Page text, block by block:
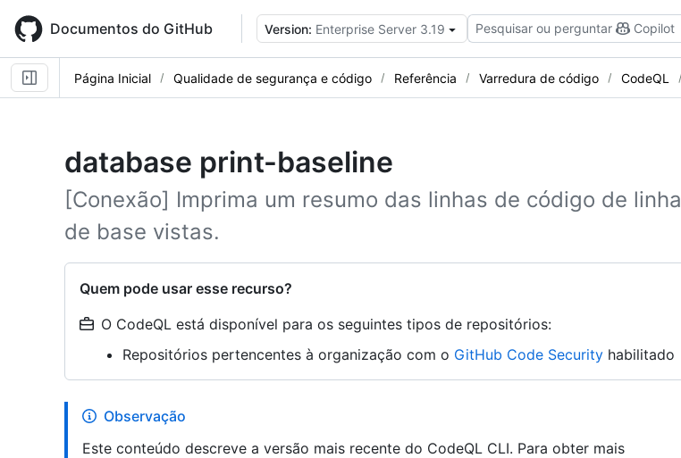
main
content
Documentos do GitHub Version: Enterprise Server 3.19 Pesquisar ou perguntar Copilot
Página Inicial Qualidade de segurança e código Referência Varredura de código CodeQL
database print-baseline
[Conexão] Imprima um resumo das linhas de código de linha
de base vistas.
Quem pode usar esse recurso?
O CodeQL está disponível para os seguintes tipos de repositórios:
Repositórios pertencentes à organização com o GitHub Code Security habilitado
Observação
Este conteúdo descreve a versão mais recente do CodeQL CLI. Para obter mais